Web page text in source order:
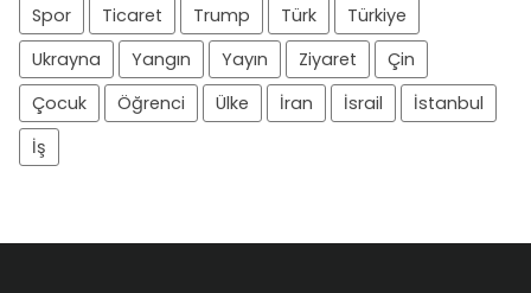
Spor
Ticaret Trump Türk
Türkiye
Ukrayna
Yangın Yayın Ziyaret
Çin
Çocuk
Öğrenci Ülke İran İsrail
İstanbul
İş